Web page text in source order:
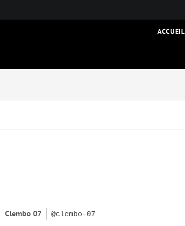
ACCUEIL
Clembo 07 @clembo-07